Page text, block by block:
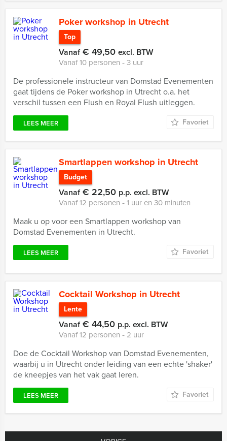
Poker workshop in Utrecht
Top
Vanaf€ 49,50 excl. BTW
Vanaf 10 personen ‐ 3 uur
De professionele instructeur van Domstad Evenementen
gaat tijdens de Poker workshop in Utrecht o.a. het
verschil tussen een Flush en Royal Flush uitleggen.
LEES MEER Favoriet
Smartlappen workshop in Utrecht
Budget
Vanaf€ 22,50 p.p. excl. BTW
Vanaf 12 personen ‐ 1 uur en 30 minuten
Maak u op voor een Smartlappen workshop van
Domstad Evenementen in Utrecht.
LEES MEER Favoriet
Cocktail Workshop in Utrecht
Lente
Vanaf€ 44,50 p.p. excl. BTW
Vanaf 12 personen ‐ 2 uur
Doe de Cocktail Workshop van Domstad Evenementen,
waarbij u in Utrecht onder leiding van een echte 'shaker'
de kneepjes van het vak gaat leren.
LEES MEER Favoriet